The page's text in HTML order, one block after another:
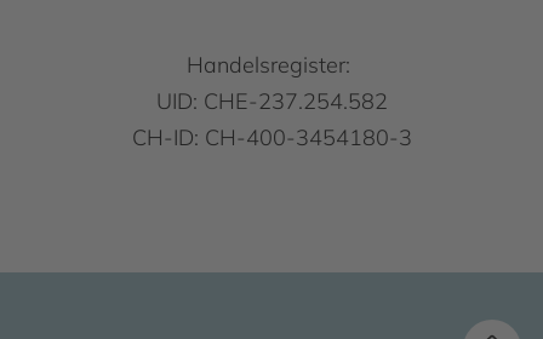
Handelsregister:
UID: CHE-237.254.582
CH-ID: CH-400-3454180-3